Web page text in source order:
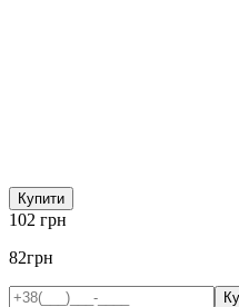
Купити
102 грн
82грн